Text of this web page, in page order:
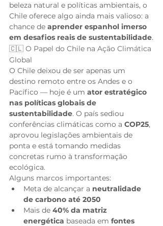
beleza natural e políticas ambientais, o
Chile oferece algo ainda mais valioso: a
chance de aprender espanhol imerso
em desafios reais de sustentabilidade.
🇨🇱 O Papel do Chile na Ação Climática
Global
O Chile deixou de ser apenas um
destino remoto entre os Andes e o
Pacífico — hoje é um ator estratégico
nas políticas globais de
sustentabilidade. O país sediou
conferências climáticas como a COP25,
aprovou legislações ambientais de
ponta e está tomando medidas
concretas rumo à transformação
ecológica.
Alguns marcos importantes:
Meta de alcançar a neutralidade
de carbono até 2050
Mais de 40% da matriz
energética baseada em fontes